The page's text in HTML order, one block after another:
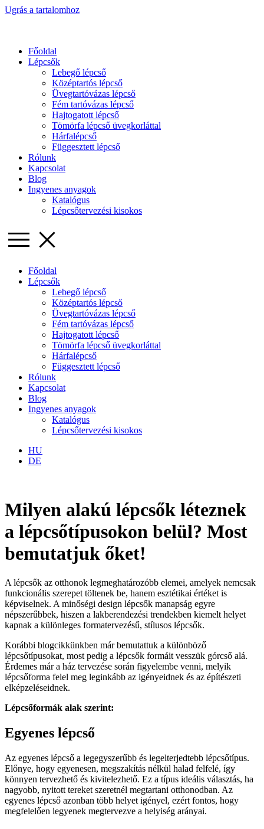
Ugrás a tartalomhoz
Főoldal
Lépcsők
Lebegő lépcső
Középtartós lépcső
Üvegtartóvázas lépcső
Fém tartóvázas lépcső
Hajtogatott lépcső
Tömörfa lépcső üvegkorláttal
Hárfalépcső
Függesztett lépcső
Rólunk
Kapcsolat
Blog
Ingyenes anyagok
Katalógus
Lépcsőtervezési kisokos
Főoldal
Lépcsők
Lebegő lépcső
Középtartós lépcső
Üvegtartóvázas lépcső
Fém tartóvázas lépcső
Hajtogatott lépcső
Tömörfa lépcső üvegkorláttal
Hárfalépcső
Függesztett lépcső
Rólunk
Kapcsolat
Blog
Ingyenes anyagok
Katalógus
Lépcsőtervezési kisokos
HU
DE
Milyen alakú lépcsők léteznek
a lépcsőtípusokon belül? Most
bemutatjuk őket!
A lépcsők az otthonok legmeghatározóbb elemei, amelyek nemcsak
funkcionális szerepet töltenek be, hanem esztétikai értéket is
képviselnek. A minőségi design lépcsők manapság egyre
népszerűbbek, hiszen a lakberendezési trendekben kiemelt helyet
kapnak a különleges formatervezésű, stílusos lépcsők.
Korábbi blogcikkünkben már bemutattuk a különböző
lépcsőtípusokat, most pedig a lépcsők formáit vesszük górcső alá.
Érdemes már a ház tervezése során figyelembe venni, melyik
lépcsőforma felel meg leginkább az igényeidnek és az építészeti
elképzeléseidnek.
Lépcsőformák alak szerint:
Egyenes lépcső
Az egyenes lépcső a legegyszerűbb és legelterjedtebb lépcsőtípus.
Előnye, hogy egyenesen, megszakítás nélkül halad felfelé, így
könnyen tervezhető és kivitelezhető. Ez a típus ideális választás, ha
nagyobb, nyitott tereket szeretnél megtartani otthonodban. Az
egyenes lépcső azonban több helyet igényel, ezért fontos, hogy
megfelelően legyenek megtervezve a helyiség arányai.